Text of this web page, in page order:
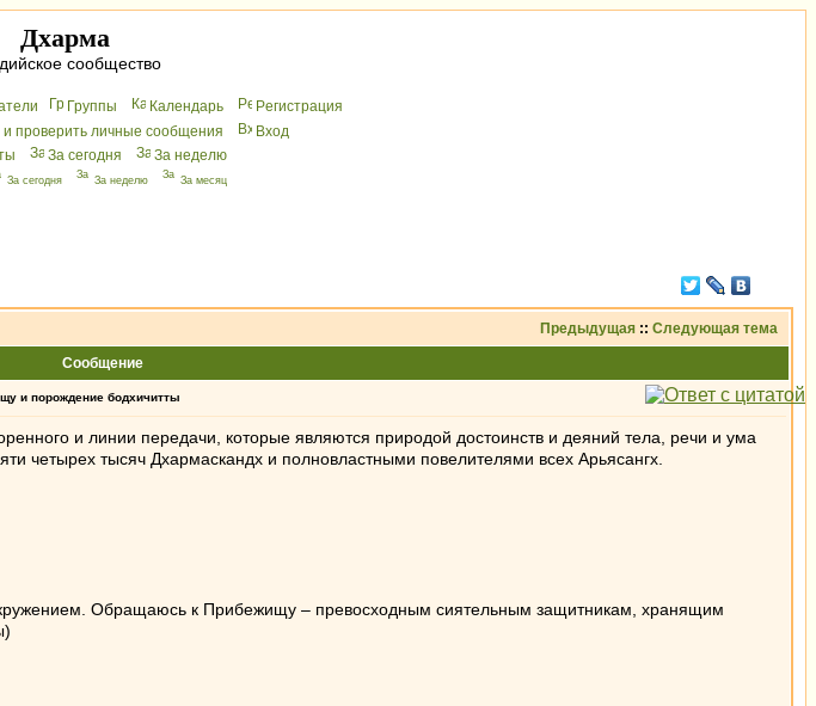
Дхарма
сообщество
Группы Календарь
Peгиcтрaция
и проверить личные сообщения
Вхoд
За сегодня За неделю
За сегодня За неделю За месяц
Предыдущая :: Следующая тема
Сообщение
и порождение бодхичитты
и линии передачи, которые являются природой достоинств и деяний тела, речи и ума
четырех тысяч Дхармаскандх и полновластными повелителями всех Арьясангх.
Обращаюсь к Прибежищу – превосходным сиятельным защитникам, хранящим